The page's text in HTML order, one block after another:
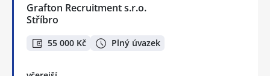
Grafton Recruitment s.r.o.
Stříbro
55 000 Kč Plný úvazek